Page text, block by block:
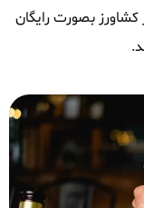
بصورت رایگان